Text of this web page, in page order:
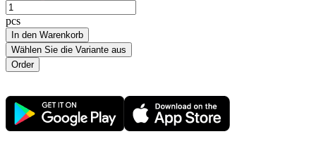
pcs
In den Warenkorb
Wählen Sie die Variante aus